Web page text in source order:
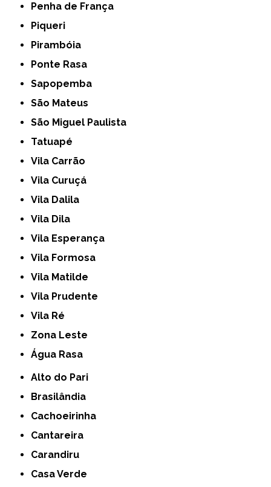
Penha de França
Piqueri
Pirambóia
Ponte Rasa
Sapopemba
São Mateus
São Miguel Paulista
Tatuapé
Vila Carrão
Vila Curuçá
Vila Dalila
Vila Dila
Vila Esperança
Vila Formosa
Vila Matilde
Vila Prudente
Vila Ré
Zona Leste
Água Rasa
Alto do Pari
Brasilândia
Cachoeirinha
Cantareira
Carandiru
Casa Verde